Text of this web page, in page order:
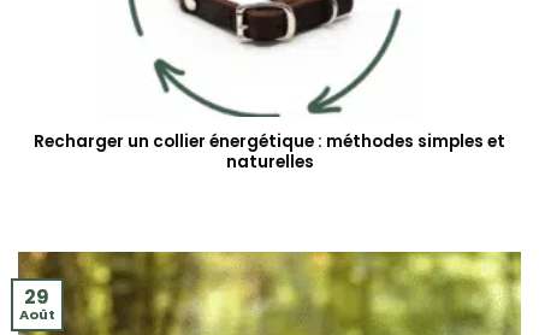
Recharger un collier énergétique : méthodes simples et
naturelles
29
Août